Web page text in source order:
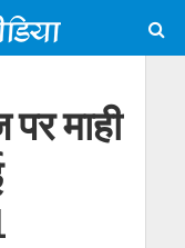
माही